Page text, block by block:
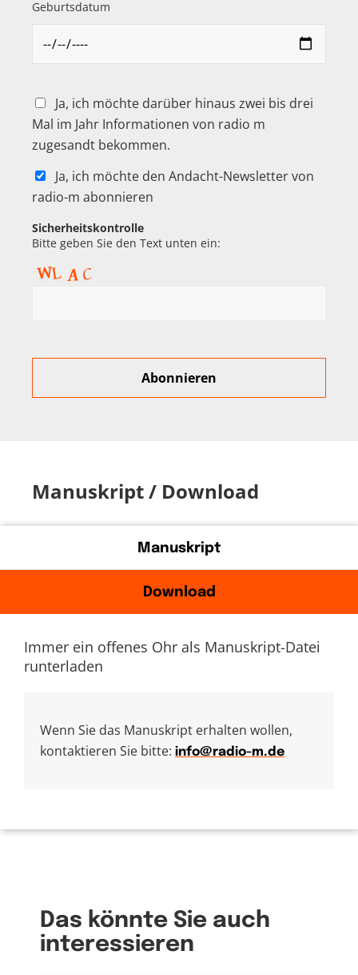
Geburtsdatum
Ja, ich möchte darüber hinaus zwei bis drei
Mal im Jahr Informationen von radio m
zugesandt bekommen.
Ja, ich möchte den Andacht-Newsletter von
radio-m abonnieren
Sicherheitskontrolle
Bitte geben Sie den Text unten ein:
Manuskript / Download
Manuskript
Download
Immer ein offenes Ohr als Manuskript-Datei
runterladen
Wenn Sie das Manuskript erhalten wollen,
kontaktieren Sie bitte: info@radio-m.de
Das könnte Sie auch
interessieren